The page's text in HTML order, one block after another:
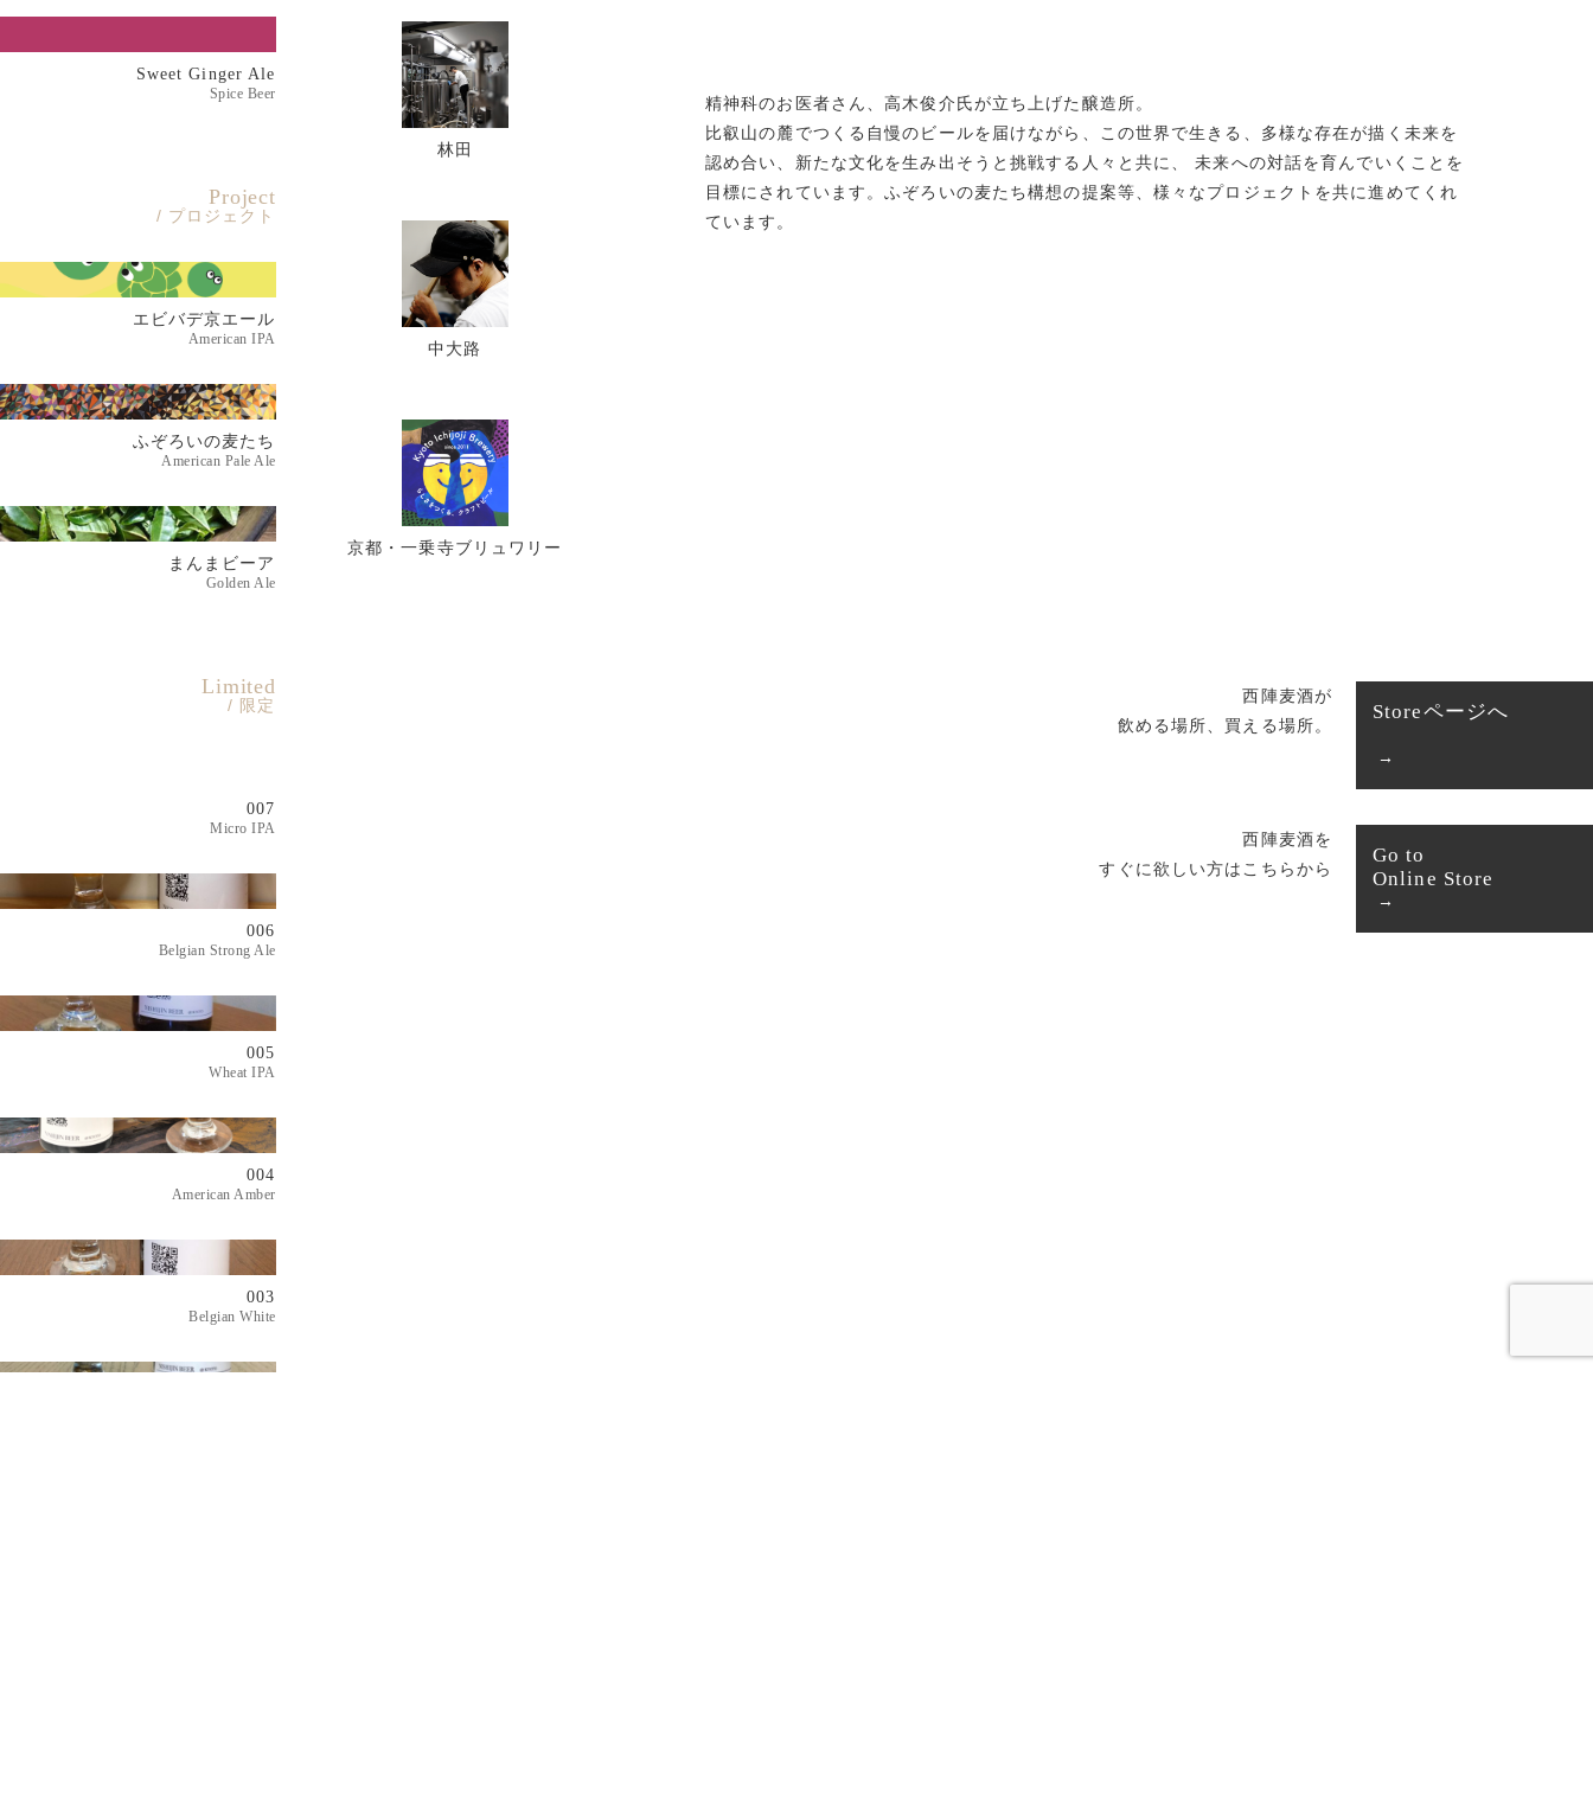
Sweet Ginger Ale
Spice Beer
Project
/ プロジェクト
エビバデ京エール
American IPA
ふぞろいの麦たち
American Pale Ale
まんまビーア
Golden Ale
Limited
/ 限定
007
Micro IPA
006
Belgian Strong Ale
005
Wheat IPA
004
American Amber
003
Belgian White
林田
中大路
京都・一乗寺ブリュワリー
精神科のお医者さん、高木俊介氏が立ち上げた醸造所。
比叡山の麓でつくる自慢のビールを届けながら、この世界で生きる、多様な存在が描く未来を
認め合い、新たな文化を生み出そうと挑戦する人々と共に、 未来への対話を育んでいくことを
目標にされています。ふぞろいの麦たち構想の提案等、様々なプロジェクトを共に進めてくれ
ています。
西陣麦酒が
飲める場所、買える場所。
Storeページへ
西陣麦酒を
すぐに欲しい方はこちらから
Go to
Online Store